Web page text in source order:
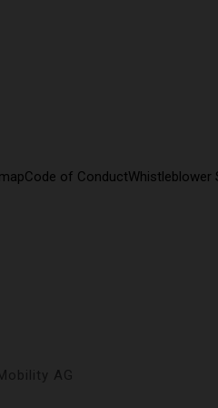
AG
Code of ConductWhistleblower